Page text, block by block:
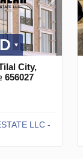
City,
LLC -